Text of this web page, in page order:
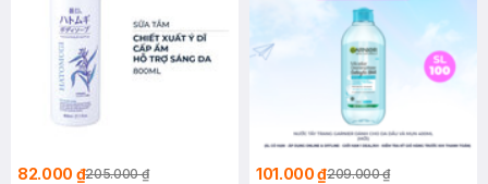
82.000 ₫205.000 ₫ 101.000 ₫209.000 ₫